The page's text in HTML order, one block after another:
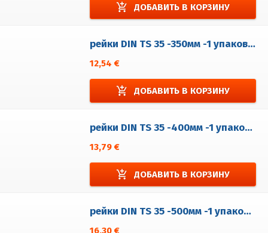
add_shopping_cart ДОБАВИТЬ В КОРЗИНУ
рейки DIN TS 35 -350мм -1 упаковка = 5 шт.
12,54 €
add_shopping_cart ДОБАВИТЬ В КОРЗИНУ
рейки DIN TS 35 -400мм -1 упаковка = 5 шт.
13,79 €
add_shopping_cart ДОБАВИТЬ В КОРЗИНУ
рейки DIN TS 35 -500мм -1 упаковка = 5 шт.
16,30 €